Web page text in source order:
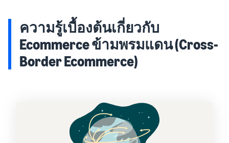
ความรู้เบื้องต้นเกี่ยวกับ
Ecommerce ข้ามพรมแดน (Cross-
Border Ecommerce)